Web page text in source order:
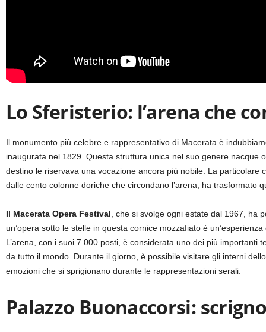
Lo Sferisterio: l’arena che
Il monumento più celebre e rappresentativo di Macerata è
inaugurata nel 1829. Questa struttura unica nel suo genere nacque
destino le riservava una vocazione ancora più nobile. La particolare
dalle cento colonne doriche che circondano l’arena, ha trasformato
Il Macerata Opera Festival , che si svolge ogni estate dal 1967, ha
un’opera sotto le stelle in questa cornice mozzafiato è
L’arena, con i suoi 7.000 posti, è considerata uno dei più importanti
da tutto il mondo. Durante il giorno, è possibile visitare gli interni
emozioni che si sprigionano durante le rappresentazioni serali.
Palazzo Buonaccorsi: